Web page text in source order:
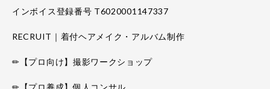
インボイス登録番号 T6020001147337
RECRUIT｜着付ヘアメイク・アルバム制作
✏【プロ向け】撮影ワークショップ
✏【プロ養成】個人コンサル